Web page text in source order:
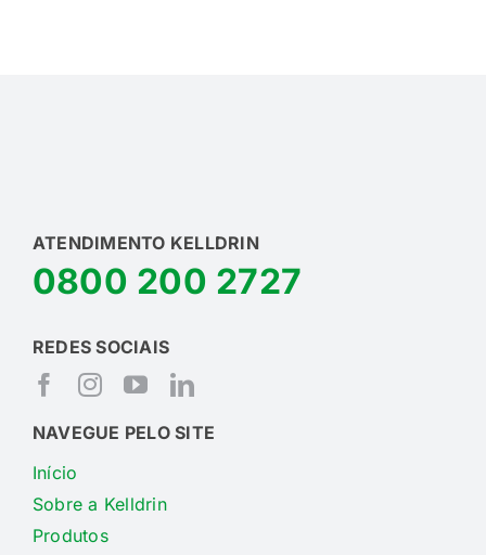
ATENDIMENTO KELLDRIN
0800 200 2727
REDES SOCIAIS
NAVEGUE PELO SITE
Início
Sobre a Kelldrin
Produtos